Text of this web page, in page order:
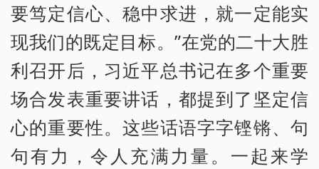
要笃定信心、稳中求进，就一定能实
现我们的既定目标。”在党的二十大胜
利召开后，习近平总书记在多个重要
场合发表重要讲话，都提到了坚定信
心的重要性。这些话语字字铿锵、句
句有力，令人充满力量。一起来学